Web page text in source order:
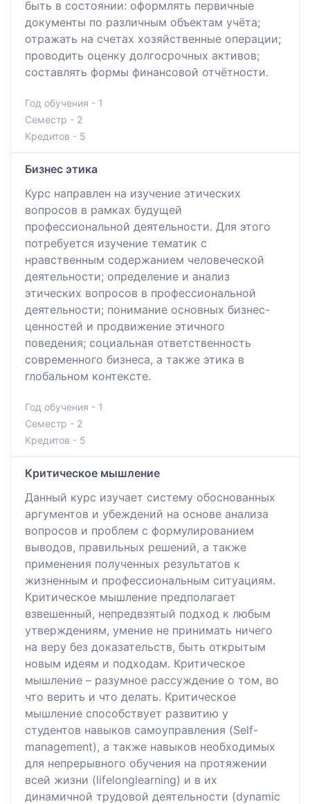
быть в состоянии: оформлять первичные
документы по различным объектам учёта;
отражать на счетах хозяйственные операции;
проводить оценку долгосрочных активов;
составлять формы финансовой отчётности.
Год обучения - 1
Семестр - 2
Кредитов - 5
Бизнес этика
Курс направлен на изучение этических
вопросов в рамках будущей
профессиональной деятельности. Для этого
потребуется изучение тематик с
нравственным содержанием человеческой
деятельности; определение и анализ
этических вопросов в профессиональной
деятельности; понимание основных бизнес-
ценностей и продвижение этичного
поведения; социальная ответственность
современного бизнеса, а также этика в
глобальном контексте.
Год обучения - 1
Семестр - 2
Кредитов - 5
Критическое мышление
Данный курс изучает систему обоснованных
аргументов и убеждений на основе анализа
вопросов и проблем с формулированием
выводов, правильных решений, а также
применения полученных результатов к
жизненным и профессиональным ситуациям.
Критическое мышление предполагает
взвешенный, непредвзятый подход к любым
утверждениям, умение не принимать ничего
на веру без доказательств, быть открытым
новым идеям и подходам. Критическое
мышление – разумное рассуждение о том, во
что верить и что делать. Критическое
мышление способствует развитию у
студентов навыков самоуправления (Self-
management), а также навыков необходимых
для непрерывного обучения на протяжении
всей жизни (lifelonglearning) и в их
динамичной трудовой деятельности (dynamic